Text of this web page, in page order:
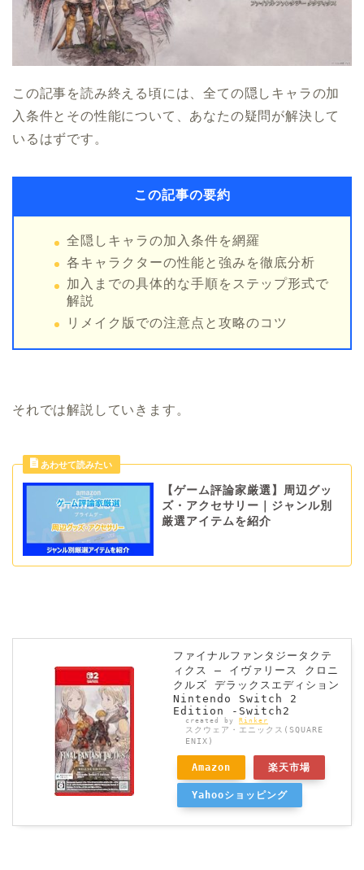
この記事を読み終える頃には、全ての隠しキャラの加
入条件とその性能について、あなたの疑問が解決して
いるはずです。
この記事の要約
全隠しキャラの加入条件を網羅
各キャラクターの性能と強みを徹底分析
加入までの具体的な手順をステップ形式で
解説
リメイク版での注意点と攻略のコツ
それでは解説していきます。
【ゲーム評論家厳選】周辺グッ
ズ・アクセサリー｜ジャンル別
厳選アイテムを紹介
ファイナルファンタジータクテ
ィクス – イヴァリース クロニ
クルズ デラックスエディション
Nintendo Switch 2
Edition -Switch2
created by Rinker
スクウェア・エニックス(SQUARE
ENIX)
Amazon 楽天市場
Yahooショッピング